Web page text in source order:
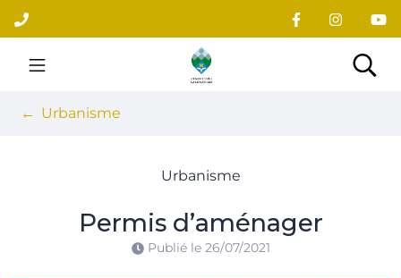
Aller
au
contenu
Site officiel du village
Urbanisme
Urbanisme
Permis d’aménager
Publié le 26/07/2021